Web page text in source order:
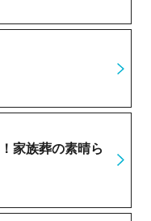
家族葬の素晴ら